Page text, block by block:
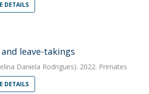
DETAILS
leave-takings
Daniela Rodrigues). 2022. Primates
DETAILS